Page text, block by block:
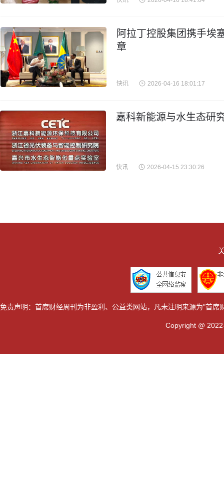
阿拉丁控股集团携手埃
章
快讯 2026-04-16 18:01:17
嘉科新能源与水生态研
快讯 2026-04-15 23:30:26
免责声明：首席财经周刊为非盈利、公益类网站，凡未注明来源为"首
Copyright @